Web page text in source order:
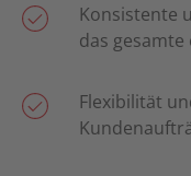
Konsistente
das
Flexibilität